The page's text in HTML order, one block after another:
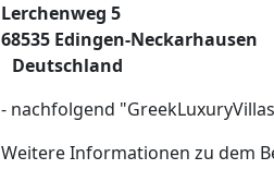
Lerchenweg 5
68535 Edingen-Neckarhausen
Deutschland
- nachfolgend
Weitere Informationen zu dem